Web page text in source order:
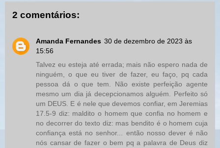
2 comentários:
Amanda Fernandes 30 de dezembro de 2023 às
15:56
Talvez eu esteja até errada; mais não espero nada de
ninguém, o que eu tiver de fazer, eu faço, pq cada
pessoa dá o que tem. Não existe perfeição agente
mesmo um dia já decepcionamos alguém. Perfeito só
um DEUS. E é nele que devemos confiar, em Jeremias
17.5-9 diz: maldito o homem que confia no homem e
no decorrer do texto diz: mas bendito é o homem cuja
confiança está no senhor... então nosso dever é não
nós cansar de fazer o bem pq a palavra de Deus diz